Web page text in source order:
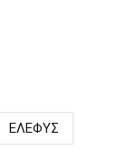
ΕΛΕΦΥΣ